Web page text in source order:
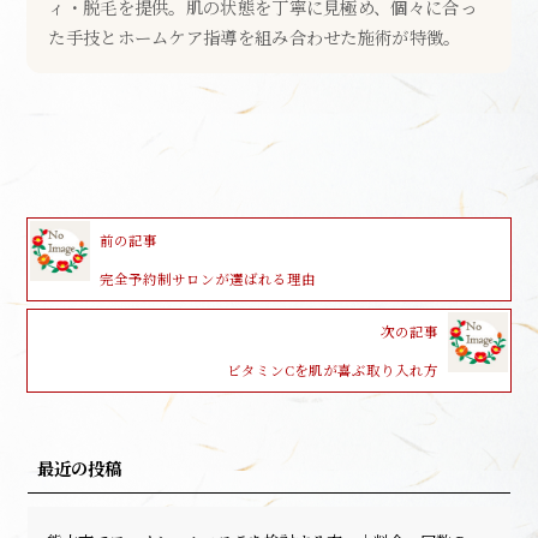
ィ・脱毛を提供。肌の状態を丁寧に見極め、個々に合っ
た手技とホームケア指導を組み合わせた施術が特徴。
前の記事
完全予約制サロンが選ばれる理由
次の記事
ビタミンCを肌が喜ぶ取り入れ方
最近の投稿